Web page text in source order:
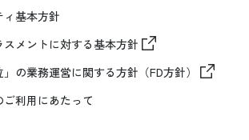
基本方針
スメントに対する基本方針
」の業務運営に関する方針（FD方針）
利用にあたって